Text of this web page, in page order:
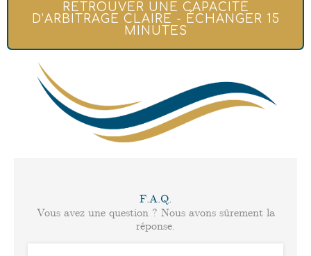
RETROUVER UNE CAPACITÉ
D’ARBITRAGE CLAIRE - ÉCHANGER 15
MINUTES
F.A.Q.
Vous avez une question ? Nous avons sûrement la
réponse.